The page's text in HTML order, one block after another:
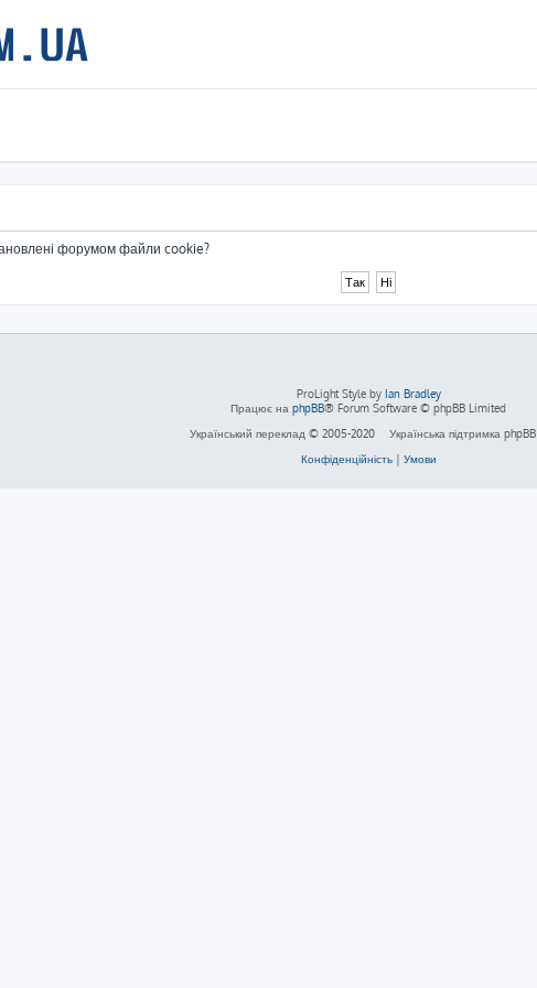
форумом файли cookie?
ProLight Style by Ian Bradley
Працює на phpBB® Forum Software © phpBB Limited
Український переклад © 2005-2020
Українська підтримка phpBB
Конфіденційність| Умови